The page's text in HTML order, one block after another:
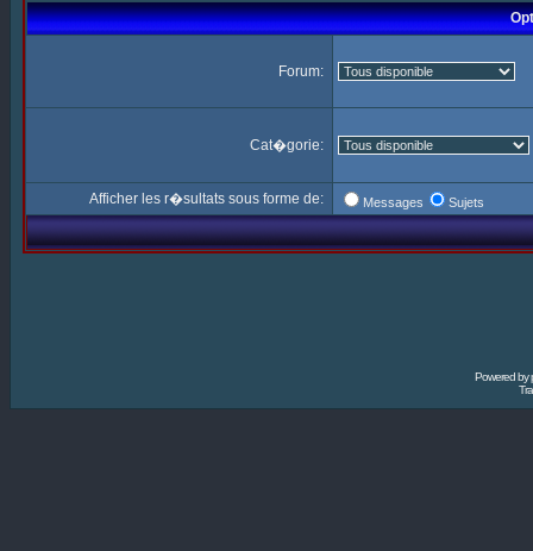
Forum:
Cat�gorie:
Afficher les r�sultats sous forme de: Messages Sujets
Powered by